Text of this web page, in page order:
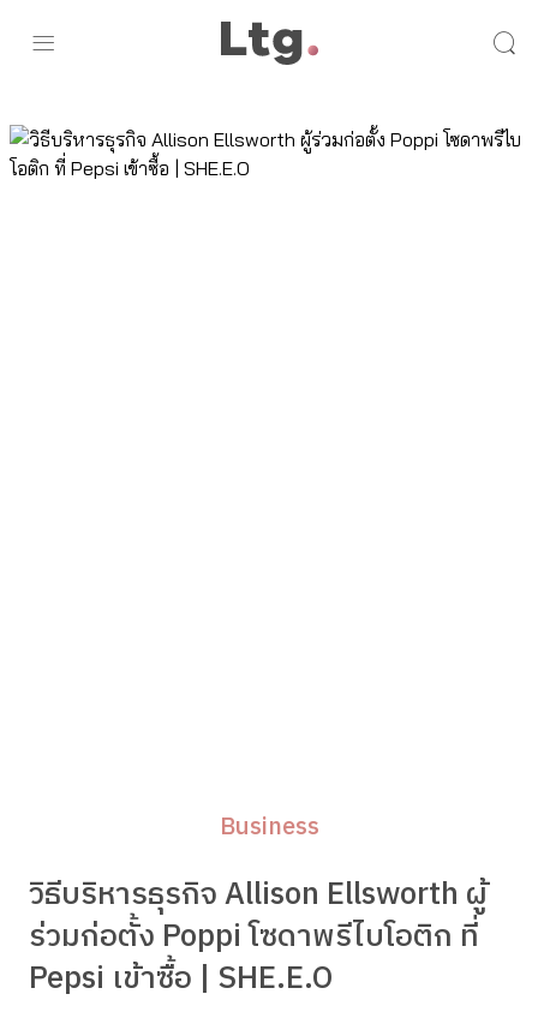
Business
วิธีบริหารธุรกิจ Allison Ellsworth ผู้
ร่วมก่อตั้ง Poppi โซดาพรีไบโอติก ที่
Pepsi เข้าซื้อ | SHE.E.O